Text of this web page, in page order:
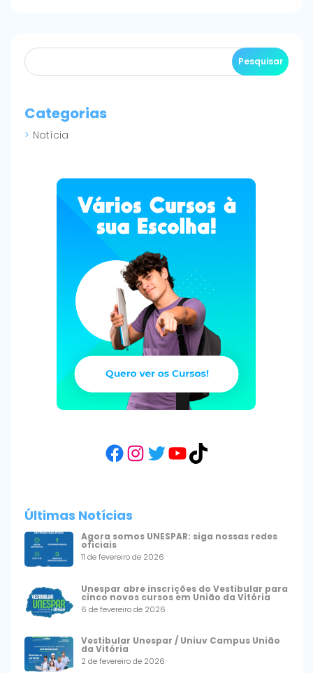
Categorias
Notícia
Facebook
Instagram
Twitter
YouTube
TikTok
Últimas Notícias
Agora somos UNESPAR: siga nossas redes
oficiais
11 de fevereiro de 2026
Unespar abre inscrições do Vestibular para
cinco novos cursos em União da Vitória
6 de fevereiro de 2026
Vestibular Unespar / Uniuv Campus União
da Vitória
2 de fevereiro de 2026